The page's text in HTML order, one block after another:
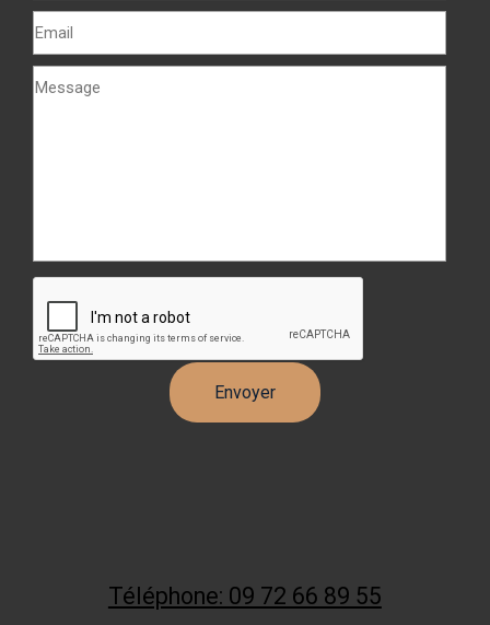
Téléphone: 09 72 66 89 55